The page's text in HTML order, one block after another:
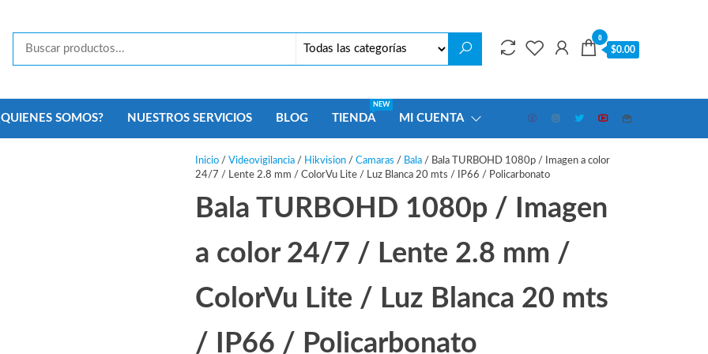
Security
Monterrey
0
$0.00
SOMOS? NUESTROS SERVICIOS BLOG TIENDA
NEW
MI CUENTA
Inicio/ Videovigilancia/ Hikvision/ Camaras / Bala/ Bala TURBOHD 1080p / Imagen a color
24/7 / Lente 2.8 mm / ColorVu Lite / Luz Blanca 20 mts / IP66 / Policarbonato
Bala TURBOHD 1080p / Imagen
a color 24/7 / Lente 2.8 mm /
ColorVu Lite / Luz Blanca 20 mts
/ IP66 / Policarbonato